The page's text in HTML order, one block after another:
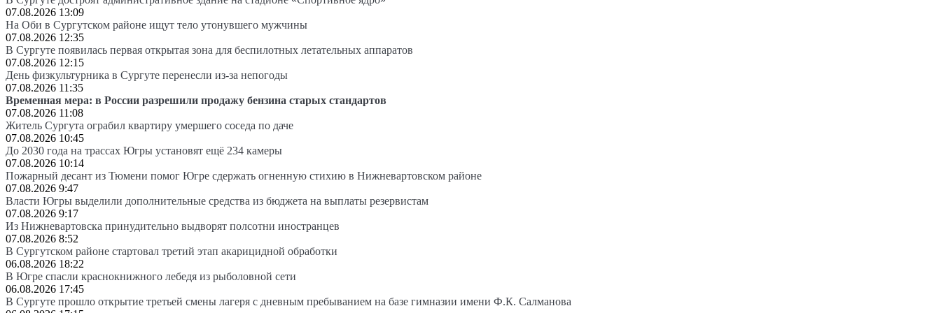
07.08.2026 13:09
На Оби в Сургутском районе ищут тело утонувшего мужчины
07.08.2026 12:35
В Сургуте появилась первая открытая зона для беспилотных летательных аппаратов
07.08.2026 12:15
День физкультурника в Сургуте перенесли из-за непогоды
07.08.2026 11:35
Временная мера: в России разрешили продажу бензина старых стандартов
07.08.2026 11:08
Житель Сургута ограбил квартиру умершего соседа по даче
07.08.2026 10:45
До 2030 года на трассах Югры установят ещё 234 камеры
07.08.2026 10:14
Пожарный десант из Тюмени помог Югре сдержать огненную стихию в Нижневартовском районе
07.08.2026 9:47
Власти Югры выделили дополнительные средства из бюджета на выплаты резервистам
07.08.2026 9:17
Из Нижневартовска принудительно выдворят полсотни иностранцев
07.08.2026 8:52
В Сургутском районе стартовал третий этап акарицидной обработки
06.08.2026 18:22
В Югре спасли краснокнижного лебедя из рыболовной сети
06.08.2026 17:45
В Сургуте прошло открытие третьей смены лагеря с дневным пребыванием на базе гимназии имени Ф.К. Салманова